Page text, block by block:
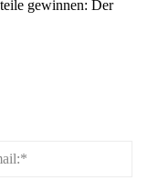
gewinnen: Der